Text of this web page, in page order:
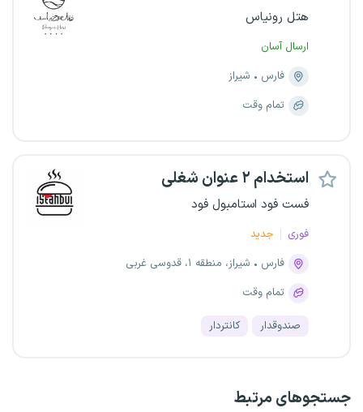
هتل رونیاس
ارسال آسان
فارس
شیراز
تمام وقت
استخدام ۲ عنوان شغلی
فست فود استامبول فود
فوری
جدید
فارس
شیراز، منطقه ۱، قدوسی غربی
تمام وقت
صندوقدار کانتر‌دار
جستجو‌های مرتبط